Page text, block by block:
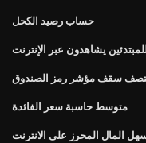
حساب رصيد الكحل
يشاهدون عبر الإنترنت
سقف مؤشر رمز الصندوق
متوسط ​​حاسبة سعر الفائدة
المال المحرز على الانترنت